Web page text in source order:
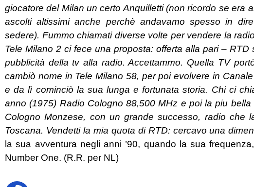
giocatore del Milan un certo Anquilletti (non ricordo se era
ascolti altissimi anche perchè andavamo spesso in
sedere). Fummo chiamati diverse volte per vendere la
Tele Milano 2 ci fece una proposta: offerta alla pari –
pubblicità della tv alla radio. Accettammo. Quella TV
cambiò nome in Tele Milano 58, per poi evolvere in
e da lì cominciò la sua lunga e fortunata storia. Chi ci
anno (1975) Radio Cologno 88,500 MHz e poi la piu bella
Cologno Monzese, con un grande successo, radio che
Toscana. Vendetti la mia quota di RTD: cercavo una
la sua avventura negli anni ’90, quando la sua
Number One. (R.R. per NL)